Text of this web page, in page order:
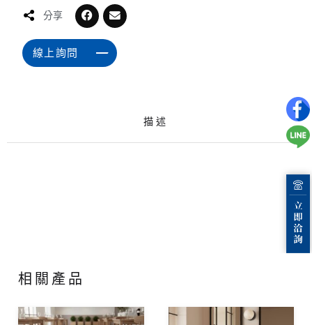
分享
線上詢問
描述
相關產品